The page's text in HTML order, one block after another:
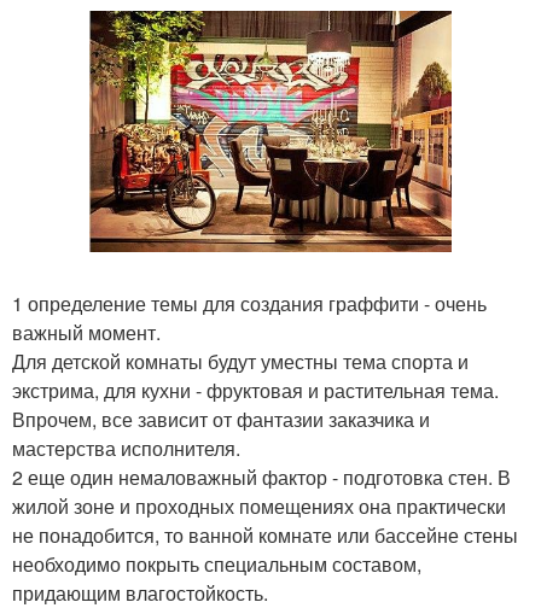
1 определение темы для создания граффити - очень
важный момент.
Для детской комнаты будут уместны тема спорта и
экстрима, для кухни - фруктовая и растительная тема.
Впрочем, все зависит от фантазии заказчика и
мастерства исполнителя.
2 еще один немаловажный фактор - подготовка стен. В
жилой зоне и проходных помещениях она практически
не понадобится, то ванной комнате или бассейне стены
необходимо покрыть специальным составом,
придающим влагостойкость.